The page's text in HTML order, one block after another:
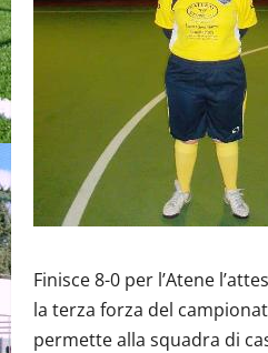
Finisce 8-0 per l’Atene
la terza forza del
permette alla squadra di